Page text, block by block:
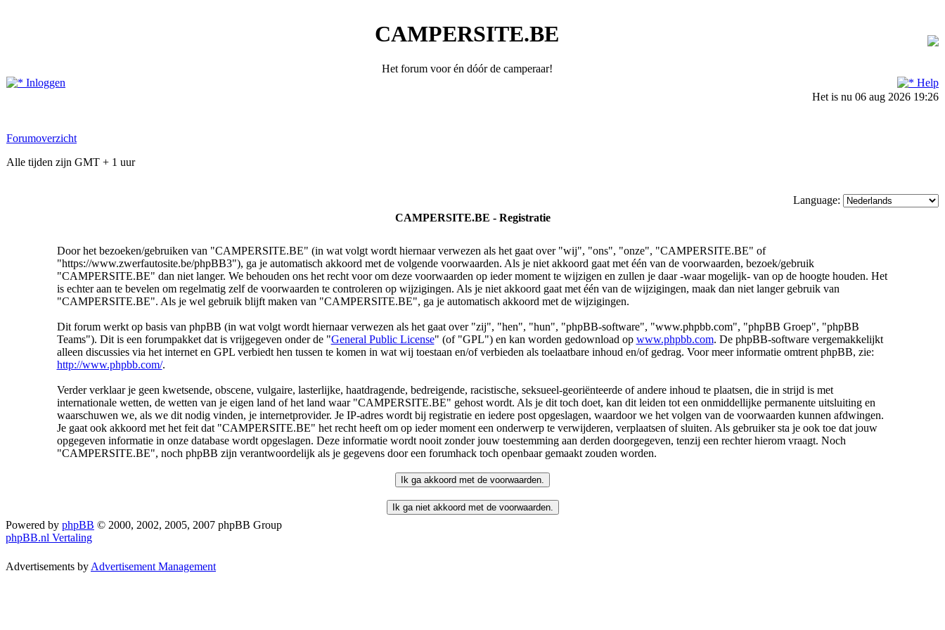
CAMPERSITE.BE
Het forum voor én dóór de camperaar!
Inloggen
Help
Het is nu 06 aug 2026 19:26
Forumoverzicht
Alle tijden zijn GMT + 1 uur
Language:
CAMPERSITE.BE - Registratie
Door het bezoeken/gebruiken van "CAMPERSITE.BE" (in wat volgt wordt hiernaar verwezen als het gaat over "wij", "ons", "onze", "CAMPERSITE.BE" of
"https://www.zwerfautosite.be/phpBB3"), ga je automatisch akkoord met de volgende voorwaarden. Als je niet akkoord gaat met één van de voorwaarden, bezoek/gebruik
"CAMPERSITE.BE" dan niet langer. We behouden ons het recht voor om deze voorwaarden op ieder moment te wijzigen en zullen je daar -waar mogelijk- van op de hoogte houden. Het
is echter aan te bevelen om regelmatig zelf de voorwaarden te controleren op wijzigingen. Als je niet akkoord gaat met één van de wijzigingen, maak dan niet langer gebruik van
"CAMPERSITE.BE". Als je wel gebruik blijft maken van "CAMPERSITE.BE", ga je automatisch akkoord met de wijzigingen.
Dit forum werkt op basis van phpBB (in wat volgt wordt hiernaar verwezen als het gaat over "zij", "hen", "hun", "phpBB-software", "www.phpbb.com", "phpBB Groep", "phpBB
Teams"). Dit is een forumpakket dat is vrijgegeven onder de "General Public License" (of "GPL") en kan worden gedownload op www.phpbb.com. De phpBB-software vergemakkelijkt
alleen discussies via het internet en GPL verbiedt hen tussen te komen in wat wij toestaan en/of verbieden als toelaatbare inhoud en/of gedrag. Voor meer informatie omtrent phpBB, zie:
http://www.phpbb.com/.
Verder verklaar je geen kwetsende, obscene, vulgaire, lasterlijke, haatdragende, bedreigende, racistische, seksueel-georiënteerde of andere inhoud te plaatsen, die in strijd is met
internationale wetten, de wetten van je eigen land of het land waar "CAMPERSITE.BE" gehost wordt. Als je dit toch doet, kan dit leiden tot een onmiddellijke permanente uitsluiting en
waarschuwen we, als we dit nodig vinden, je internetprovider. Je IP-adres wordt bij registratie en iedere post opgeslagen, waardoor we het volgen van de voorwaarden kunnen afdwingen.
Je gaat ook akkoord met het feit dat "CAMPERSITE.BE" het recht heeft om op ieder moment een onderwerp te verwijderen, verplaatsen of sluiten. Als gebruiker sta je ook toe dat jouw
opgegeven informatie in onze database wordt opgeslagen. Deze informatie wordt nooit zonder jouw toestemming aan derden doorgegeven, tenzij een rechter hierom vraagt. Noch
"CAMPERSITE.BE", noch phpBB zijn verantwoordelijk als je gegevens door een forumhack toch openbaar gemaakt zouden worden.
Powered by phpBB © 2000, 2002, 2005, 2007 phpBB Group
phpBB.nl Vertaling
Advertisements by Advertisement Management